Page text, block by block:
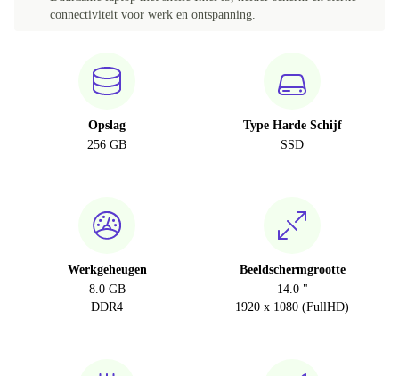
connectiviteit voor werk en ontspanning.
Opslag
256 GB
Type Harde Schijf
SSD
Werkgeheugen
8.0 GB
DDR4
Beeldschermgrootte
14.0 "
1920 x 1080 (FullHD)